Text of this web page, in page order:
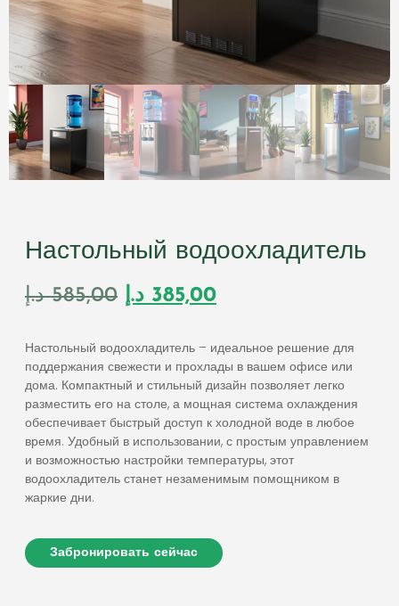
Настольный водоохладитель
585,00 د.إ 385,00 د.إ
Настольный водоохладитель – идеальное решение для
поддержания свежести и прохлады в вашем офисе или
дома. Компактный и стильный дизайн позволяет легко
разместить его на столе, а мощная система охлаждения
обеспечивает быстрый доступ к холодной воде в любое
время. Удобный в использовании, с простым управлением
и возможностью настройки температуры, этот
водоохладитель станет незаменимым помощником в
жаркие дни.
Забронировать сейчас